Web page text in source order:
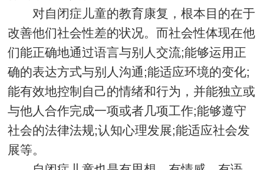
对自闭症儿童的教育康复，根本目的在于
改善他们社会性差的状况。而社会性体现在他
们能正确地通过语言与别人交流;能够运用正
确的表达方式与别人沟通;能适应环境的变化;
能有效地控制自己的情绪和行为，并能独立或
与他人合作完成一项或者几项工作;能够遵守
社会的法律法规;认知心理发展;能适应社会发
展等。